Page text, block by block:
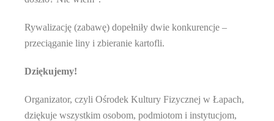
Rywalizację (zabawę) dopełniły dwie konkurencje –
przeciąganie liny i zbieranie kartofli.
Dziękujemy!
Organizator, czyli Ośrodek Kultury Fizycznej w Łapach,
dziękuje wszystkim osobom, podmiotom i instytucjom,